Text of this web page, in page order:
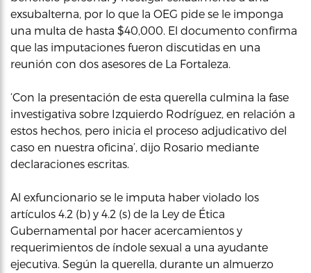
exsubalterna, por lo que la OEG pide se le imponga
una multa de hasta $40,000. El documento confirma
que las imputaciones fueron discutidas en una
reunión con dos asesores de La Fortaleza.
‘Con la presentación de esta querella culmina la fase
investigativa sobre Izquierdo Rodríguez, en relación a
estos hechos, pero inicia el proceso adjudicativo del
caso en nuestra oficina’, dijo Rosario mediante
declaraciones escritas.
Al exfuncionario se le imputa haber violado los
artículos 4.2 (b) y 4.2 (s) de la Ley de Ética
Gubernamental por hacer acercamientos y
requerimientos de índole sexual a una ayudante
ejecutiva. Según la querella, durante un almuerzo